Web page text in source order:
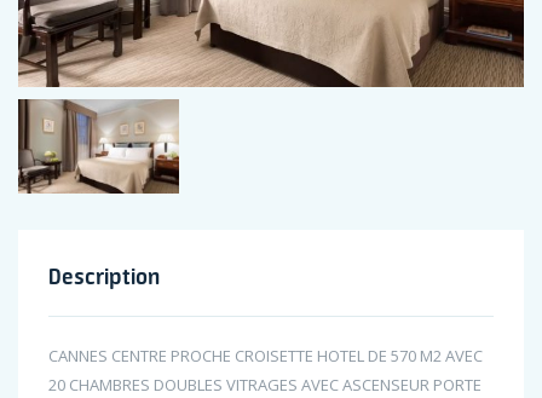
Description
CANNES CENTRE PROCHE CROISETTE HOTEL DE 570 M2 AVEC
20 CHAMBRES DOUBLES VITRAGES AVEC ASCENSEUR PORTE